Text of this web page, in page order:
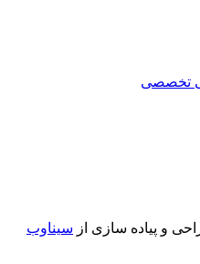
تخصصی
و پیاده سازی از سیناوب